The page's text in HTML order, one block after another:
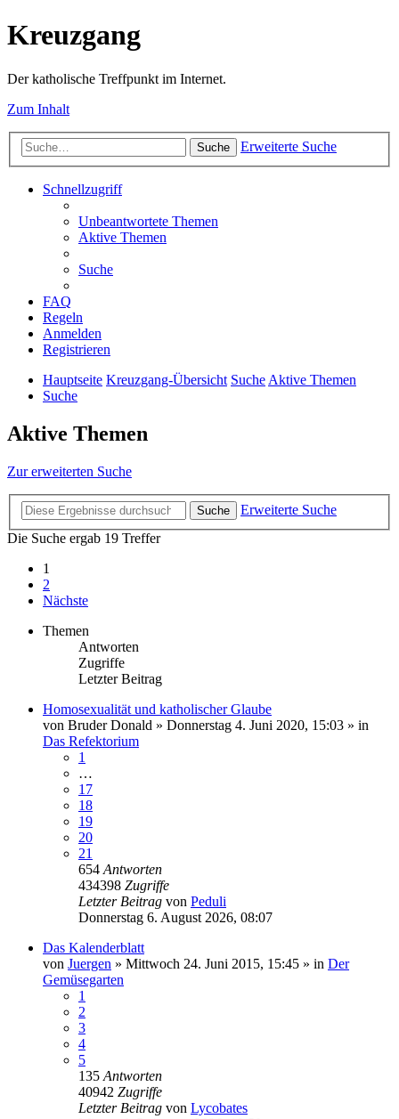
Kreuzgang
Der katholische Treffpunkt im Internet.
Zum Inhalt
Suche Erweiterte Suche
Schnellzugriff
Unbeantwortete Themen
Aktive Themen
Suche
FAQ
Regeln
Anmelden
Registrieren
Hauptseite Kreuzgang-Übersicht SucheAktive Themen
Suche
Aktive Themen
Zur erweiterten Suche
Suche
Erweiterte Suche
Die Suche ergab 19 Treffer
1
2
Nächste
Themen
Antworten
Zugriffe
Letzter Beitrag
Homosexualität und katholischer Glaube
von Bruder Donald » Donnerstag 4. Juni 2020, 15:03 » in
Das Refektorium
1
…
17
18
19
20
21
654 Antworten
434398 Zugriffe
Letzter Beitrag von Peduli
Donnerstag 6. August 2026, 08:07
Das Kalenderblatt
von Juergen » Mittwoch 24. Juni 2015, 15:45 » in Der
Gemüsegarten
1
2
3
4
5
135 Antworten
40942 Zugriffe
Letzter Beitrag von Lycobates